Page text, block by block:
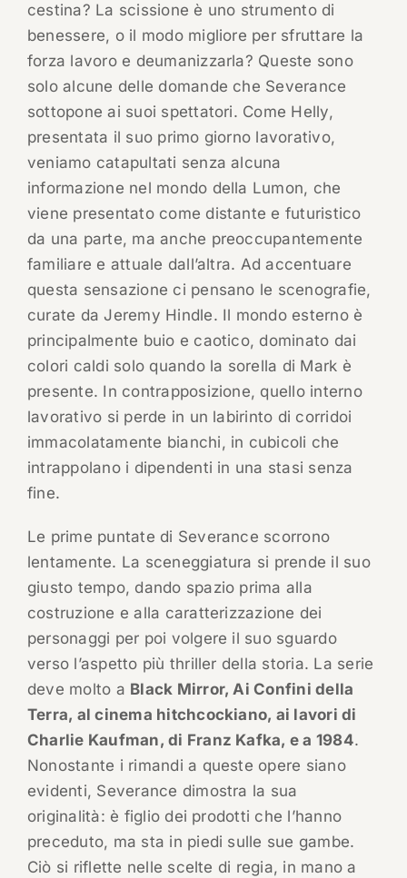
cestina? La scissione è uno strumento di
benessere, o il modo migliore per sfruttare la
forza lavoro e deumanizzarla? Queste sono
solo alcune delle domande che Severance
sottopone ai suoi spettatori. Come Helly,
presentata il suo primo giorno lavorativo,
veniamo catapultati senza alcuna
informazione nel mondo della Lumon, che
viene presentato come distante e futuristico
da una parte, ma anche preoccupantemente
familiare e attuale dall’altra. Ad accentuare
questa sensazione ci pensano le scenografie,
curate da Jeremy Hindle. Il mondo esterno è
principalmente buio e caotico, dominato dai
colori caldi solo quando la sorella di Mark è
presente. In contrapposizione, quello interno
lavorativo si perde in un labirinto di corridoi
immacolatamente bianchi, in cubicoli che
intrappolano i dipendenti in una stasi senza
fine.
Le prime puntate di Severance scorrono
lentamente. La sceneggiatura si prende il suo
giusto tempo, dando spazio prima alla
costruzione e alla caratterizzazione dei
personaggi per poi volgere il suo sguardo
verso l’aspetto più thriller della storia. La serie
deve molto a Black Mirror, Ai Confini della
Terra, al cinema hitchcockiano, ai lavori di
Charlie Kaufman, di Franz Kafka, e a 1984.
Nonostante i rimandi a queste opere siano
evidenti, Severance dimostra la sua
originalità: è figlio dei prodotti che l’hanno
preceduto, ma sta in piedi sulle sue gambe.
Ciò si riflette nelle scelte di regia, in mano a